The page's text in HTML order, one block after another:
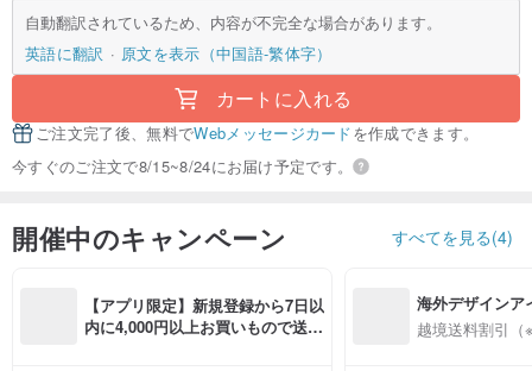
自動翻訳されているため、内容が不完全な場合があります。
英語に翻訳
原文を表示（中国語-繁体字）
カートに入れる
ご注文完了後、無料でWebメッセージカードを作成できます。
今すぐのご注文で8/15~8/24にお届け予定です。
開催中のキャンペーン すべてを見る(4)
【アプリ限定】新規登録から7日以
内に4,000円以上お買いもので送料
海外デザインア
入
越境送料割引（